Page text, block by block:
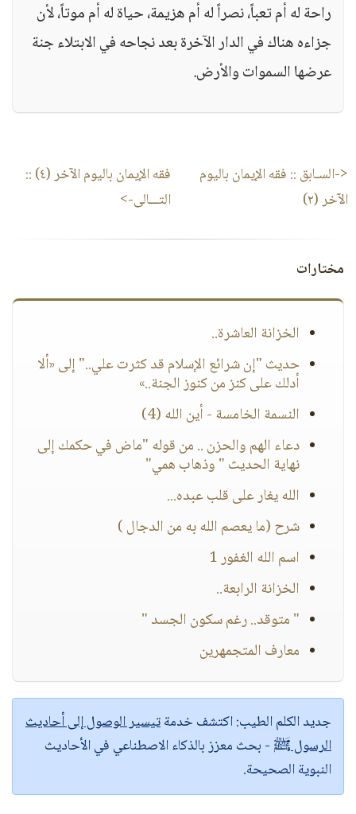
راحة له أم تعباً، نصراً له أم هزيمة، حياة له أم موتاً، لأن
جزاءه هناك في الدار الآخرة بعد نجاحه في الابتلاء جنة
عرضها السموات والأرض.
<-السـابق :: فقه الإيمان باليوم
الآخر (٢)
فقه الإيمان باليوم الآخر (٤)
::
التـــالى->
مختارات
الخزانة العاشرة..
حديث "إن شرائع الإسلام قد كثرت علي.." إلى «ألا
أدلك على كنز من كنوز الجنة..»
النسمة الخامسة - أين الله (4)
دعاء الهم والحزن .. من قوله "ماض في حكمك إلى
نهاية الحديث " وذهاب همي"
الله يغار على قلب عبده...
شرح (ما يعصم الله به من الدجال )
اسم الله الغفور 1
الخزانة الرابعة..
" متوقد.. رغم سكون الجسد "
معارف المتجمهرين
جديد الكلم الطيب:اكتشف خدمةتيسير الوصول إلى أحاديث
الرسول ﷺ - بحث معزز بالذكاء الاصطناعي في الأحاديث
النبوية الصحيحة.